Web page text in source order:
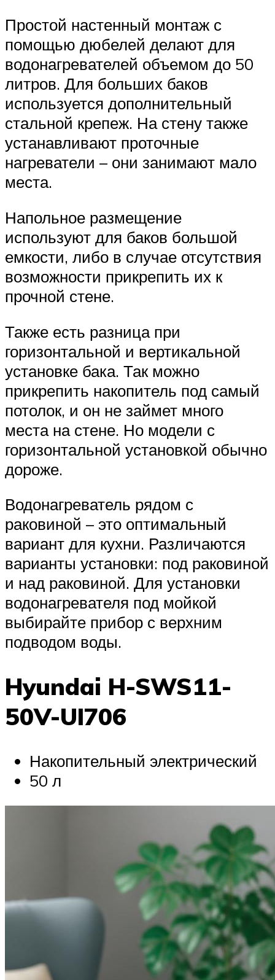
Простой настенный монтаж с
помощью дюбелей делают для
водонагревателей объемом до 50
литров. Для больших баков
используется дополнительный
стальной крепеж. На стену также
устанавливают проточные
нагреватели – они занимают мало
места.
Напольное размещение
используют для баков большой
емкости, либо в случае отсутствия
возможности прикрепить их к
прочной стене.
Также есть разница при
горизонтальной и вертикальной
установке бака. Так можно
прикрепить накопитель под самый
потолок, и он не займет много
места на стене. Но модели с
горизонтальной установкой обычно
дороже.
Водонагреватель рядом с
раковиной – это оптимальный
вариант для кухни. Различаются
варианты установки: под раковиной
и над раковиной. Для установки
водонагревателя под мойкой
выбирайте прибор с верхним
подводом воды.
Hyundai H-SWS11-
50V-UI706
Накопительный электрический
50 л